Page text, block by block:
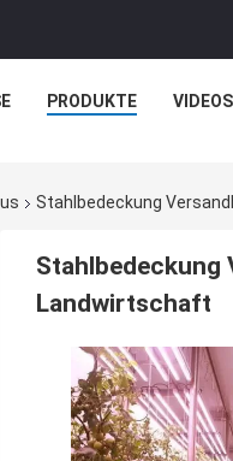
PRODUKTE VIDEOS
Stahlbedeckung
Stahlbedeckung
Landwirtschaft